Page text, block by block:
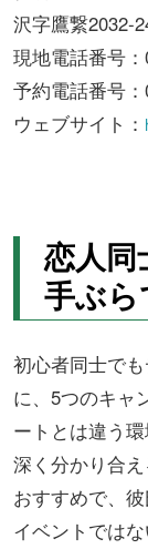
沢字鷹繋
現地電話番号：
予約電話番号
ウェブサイト：
恋人
手ぶら
初心者同士で
に、5つのキャ
ートとは違う
深く分かり合
おすすめで、
イベントでは